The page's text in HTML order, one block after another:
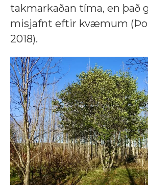
takmarkaðan tíma, en það
misjafnt eftir kvæmum
2018).